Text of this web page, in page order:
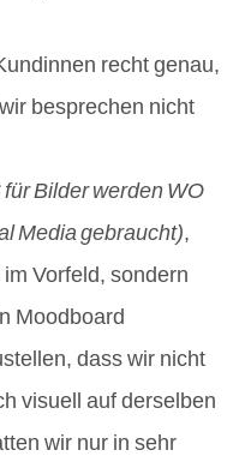
recht genau,
besprechen nicht
Bilder werden WO
Media gebraucht),
Vorfeld, sondern
Moodboard
dass wir nicht
visuell auf derselben
wir nur in sehr